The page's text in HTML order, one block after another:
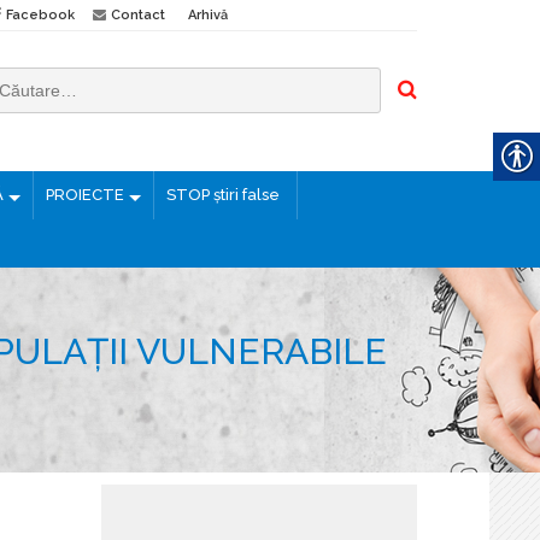
Facebook Contact Arhivă
PROIECTE STOP știri false
VULNERABILE